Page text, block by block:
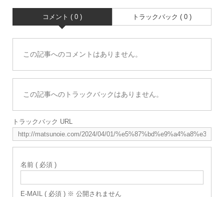
コメント ( 0 ) トラックバック ( 0 )
この記事へのコメントはありません。
この記事へのトラックバックはありません。
トラックバック URL
名前 ( 必須 )
E-MAIL ( 必須 ) ※ 公開されません